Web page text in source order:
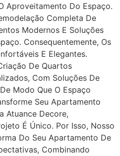
Aproveitamento Do Espaço.
Completa De
Modernos E Soluções
Consequentemente, Os
E Elegantes.
De Quartos
Com Soluções De
Modo Que O Espaço
Seu Apartamento
Atuance Decore,
É Único. Por Isso, Nosso
Do Seu Apartamento De
Combinando